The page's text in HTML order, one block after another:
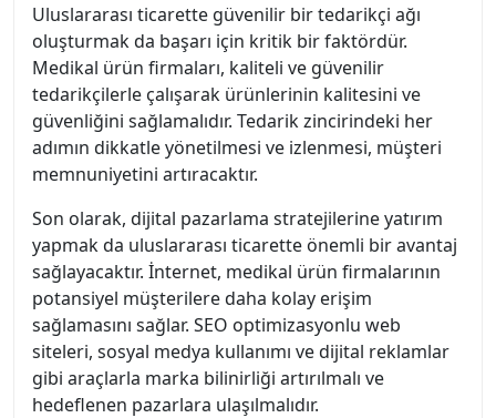
Uluslararası ticarette güvenilir bir tedarikçi ağı
oluşturmak da başarı için kritik bir faktördür.
Medikal ürün firmaları, kaliteli ve güvenilir
tedarikçilerle çalışarak ürünlerinin kalitesini ve
güvenliğini sağlamalıdır. Tedarik zincirindeki her
adımın dikkatle yönetilmesi ve izlenmesi, müşteri
memnuniyetini artıracaktır.
Son olarak, dijital pazarlama stratejilerine yatırım
yapmak da uluslararası ticarette önemli bir avantaj
sağlayacaktır. İnternet, medikal ürün firmalarının
potansiyel müşterilere daha kolay erişim
sağlamasını sağlar. SEO optimizasyonlu web
siteleri, sosyal medya kullanımı ve dijital reklamlar
gibi araçlarla marka bilinirliği artırılmalı ve
hedeflenen pazarlara ulaşılmalıdır.